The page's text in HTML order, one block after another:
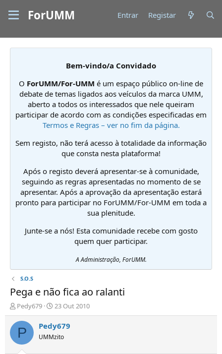
ForUMM Entrar Registar
Bem-vindo/a Convidado
O ForUMM/For-UMM é um espaço público on-line de
debate de temas ligados aos veículos da marca UMM,
aberto a todos os interessados que nele queiram
participar de acordo com as condições especificadas em
Termos e Regras – ver no fim da página.
Sem registo, não terá acesso à totalidade da informação
que consta nesta plataforma!
Após o registo deverá apresentar-se à comunidade,
seguindo as regras apresentadas no momento de se
apresentar. Após a aprovação da apresentação estará
pronto para participar no ForUMM/For-UMM em toda a
sua plenitude.
Junte-se a nós! Esta comunidade recebe com gosto
quem quer participar.
A Administração, ForUMM.
S.O.S
Pega e não fica ao ralanti
I
n
i
i
Pedy679
D
a
t
a
d
23 Out 2010
P Pedy679
UMMzito